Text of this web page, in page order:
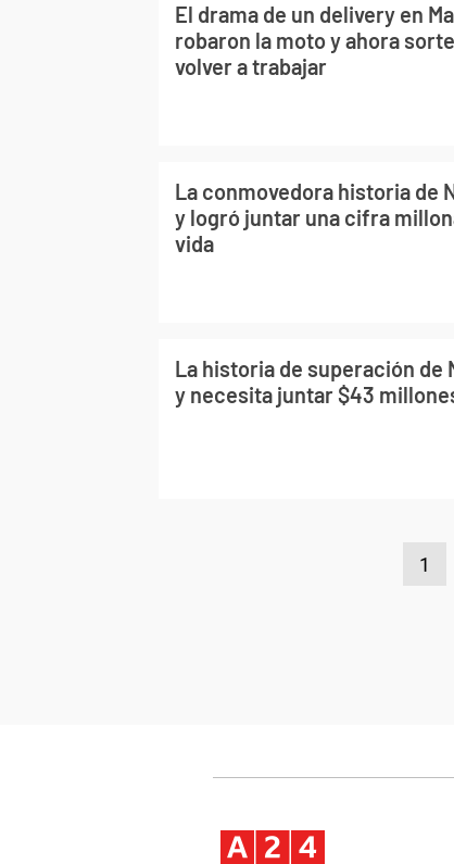
El drama de un delivery en
robaron la moto y ahora
volver a trabajar
La conmovedora historia de
y logró juntar una cifra
vida
La historia de superación de
y necesita juntar $43
1